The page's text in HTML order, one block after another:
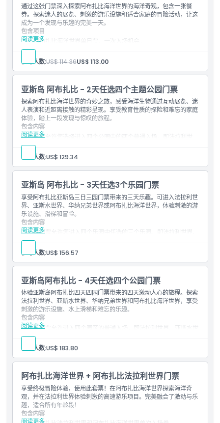
通过这张门票深入探索阿布扎比海洋世界的海洋奇观，包含一张餐
券。探索迷人的展览、刺激的游乐设施和适合家庭的冒险活动，让这
成为一个发现与乐趣的完美一天。
阅读更多
包含项目
阿布扎比海洋世界单日票，一次入场机会。
全天不限次数畅玩所有游乐设施和景点。
包括一份餐食，带来完整体验。
参与人数:US$ 114.36US$ 113.00
亚斯岛 阿布扎比 - 2天任选四个主题公园门票
探索阿布扎比海洋世界的奇妙之旅，感受海洋生物通过互动展览、迷
人表演和近距离接触的精彩呈现。享受教育性质的探险和难忘的家庭
体验，踏上一段发现与惊叹的旅程。
阅读更多
包含内容
此票允许您选择进入四个公园中的两个普通入场。即法拉利世
界，亚斯水世界，华纳兄弟阿布扎比与阿布扎比海洋世界。
可分两天使用。您可以选择在连续两天内使用，或在首次访问后
的六个日历日内使用。
参与人数:US$ 129.34
亚斯岛 阿布扎比 - 3天任选3个乐园门票
享受阿布扎比亚斯岛三日三园门票带来的三天乐趣。可进入法拉利世
界、亚斯水世界、华纳兄弟世界或阿布扎比海洋世界，体验刺激的游
乐设施、滑梯和冒险。
阅读更多
包含内容
该门票允许您进入四个乐园中任选的三个乐园。即法拉利世界、
亚斯水世界、华纳兄弟阿布扎比和阿布扎比海洋世界。
在三个不同的日期内使用。您可以选择在连续三天内使用，或在
首次访问后的六个日历日内使用。
参与人数:US$ 156.57
亚斯岛阿布扎比 - 4天任选四个公园门票
体验亚斯岛阿布扎比四天四园门票带来的四天激动人心的旅程。探索
法拉利世界、亚斯水世界、华纳兄弟世界和阿布扎比海洋世界，享受
刺激的游乐设施、水上滑梯和难忘的乐趣。
阅读更多
包含内容
该门票允许进入四个园区的普通入场，即法拉利世界、亚斯水世
界、阿布扎比华纳兄弟世界及阿布扎比海洋世界。
可在四个不同的日子内使用。您可以选择在连续四天内使用，也
可在首次游玩后的六个日历日内使用。
参与人数:US$ 183.80
阿布扎比海洋世界 + 阿布扎比法拉利世界门票
享受终极冒险体验，使用此套票！在阿布扎比海洋世界探索海洋奇
观，并在法拉利世界体验刺激的高速游乐项目。完美融合了激动与乐
趣，适合所有年龄段！
阅读更多
包含内容